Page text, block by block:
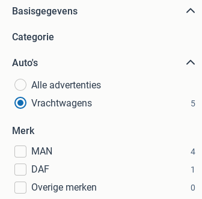
Basisgegevens
Categorie
Auto's
Alle advertenties
Vrachtwagens
5
Merk
MAN
4
DAF 1
Overige merken 0